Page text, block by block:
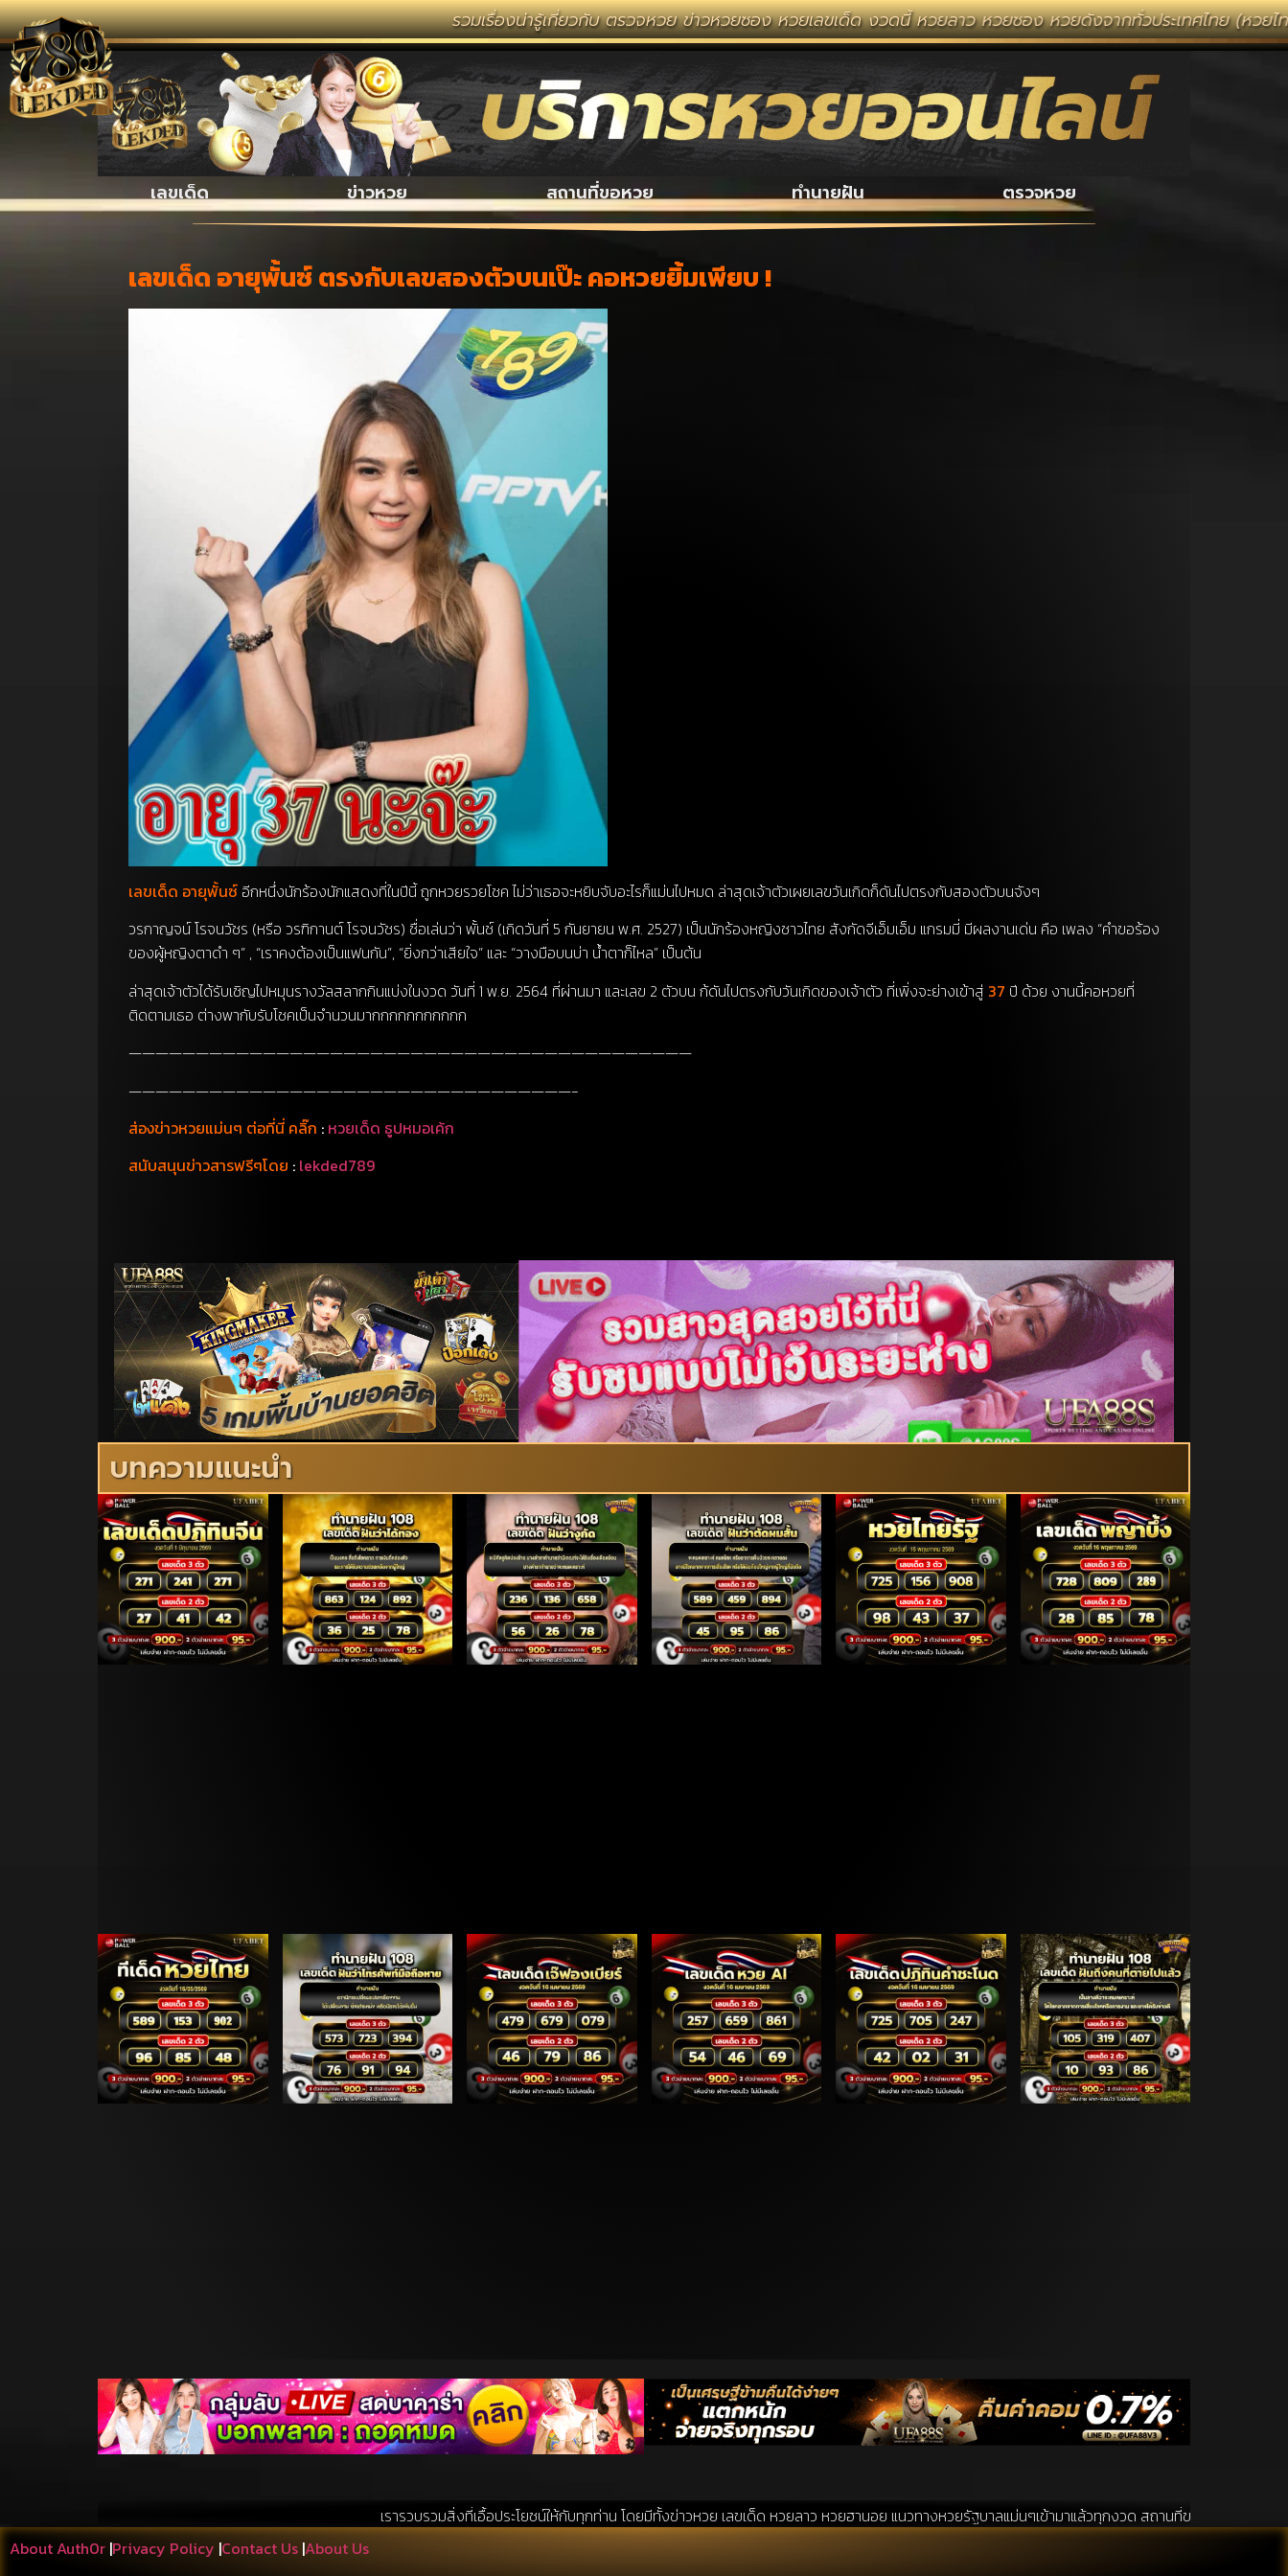
รวมเรื่องน่ารู้เกี่ยวกับ ตรวจหวย ข่าวหวยซอง หวยเลขเด็ด งวดนี้ หวยลาว หวยซอง หวยดังจากทั่วประเทศไทย (หวยไทยรัฐ หวยแม่
เลขเด็ด ข่าวหวย สถานที่ขอหวย ทำนายฝัน ตรวจหวย
เลขเด็ด อายุพั้นซ์ ตรงกับเลขสองตัวบนเป๊ะ คอหวยยิ้มเพียบ !
เลขเด็ด อายุพั้นซ์ อีกหนึ่งนักร้องนักแสดงที่ในปีนี้ ถูกหวยรวยโชค ไม่ว่าเธอจะหยิบจับอะไรก็แม่นไปหมด ล่าสุดเจ้าตัวเผยเลขวันเกิดก็ดันไปตรงกับสองตัวบนจังๆ
วรกาญจน์ โรจนวัชร (หรือ วรฑิกานต์ โรจนวัชร) ชื่อเล่นว่า พั้นช์ (เกิดวันที่ 5 กันยายน พ.ศ. 2527) เป็นนักร้องหญิงชาวไทย สังกัดจีเอ็มเอ็ม แกรมมี่ มีผลงานเด่น คือ เพลง “คำขอร้อง
ของผู้หญิงตาดำ ๆ” , “เราคงต้องเป็นแฟนกัน”, “ยิ่งกว่าเสียใจ” และ “วางมือบนบ่า น้ำตาก็ไหล” เป็นต้น
ล่าสุดเจ้าตัวได้รับเชิญไปหมุนรางวัลสลากกินแบ่งในงวด วันที่ 1 พ.ย. 2564 ที่ผ่านมา และเลข 2 ตัวบน ก้ดันไปตรงกับวันเกิดของเจ้าตัว ที่เพิ่งจะย่างเข้าสู่ 37 ปี ด้วย งานนี้คอหวยที่
ติดตามเธอ ต่างพากับรับโชคเป็นจำนวนมากกกกกกกกกกก
——————————————————————————————————————————
—————————————————————————————————-
ส่องข่าวหวยแม่นๆ ต่อที่นี่ คลิ๊ก : หวยเด็ด ธูปหมอเค้ก
สนับสนุนข่าวสารฟรีๆโดย : lekded789
บทความแนะนำ
เรารวบรวมสิ่งที่เอื้อประโยชน์ให้กับทุกท่าน โดยมีทั้งข่าวหวย เลขเด็ด หวยลาว หวยฮานอย แนวทางหวยรัฐบาลแม่นๆเข้ามาแล้วทุกงวด สถานที่ขอหวยเป็นสถานที่ ที่ไ
About Auth0r |Privacy Policy |Contact Us |About Us